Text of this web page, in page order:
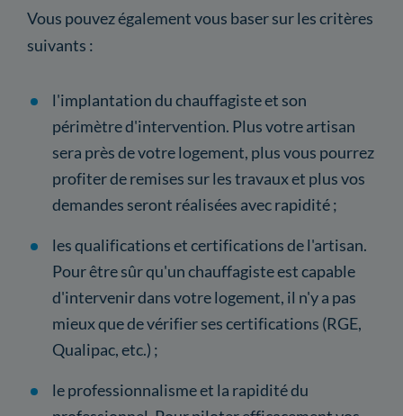
Vous pouvez également vous baser sur les critères
suivants :
l'implantation du chauffagiste et son
périmètre d'intervention. Plus votre artisan
sera près de votre logement, plus vous pourrez
profiter de remises sur les travaux et plus vos
demandes seront réalisées avec rapidité ;
les qualifications et certifications de l'artisan.
Pour être sûr qu'un chauffagiste est capable
d'intervenir dans votre logement, il n'y a pas
mieux que de vérifier ses certifications (RGE,
Qualipac, etc.) ;
le professionnalisme et la rapidité du